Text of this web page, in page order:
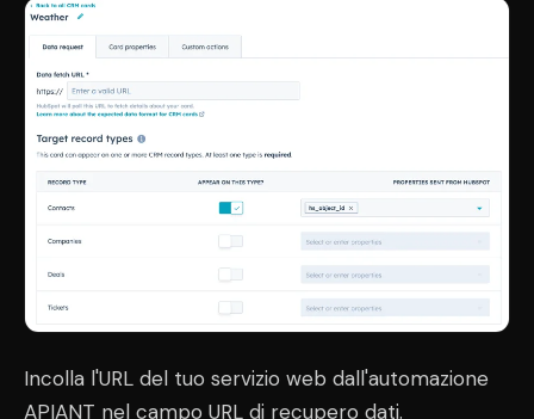
Incolla l'URL del tuo servizio web dall'automazione
APIANT nel campo URL di recupero dati.